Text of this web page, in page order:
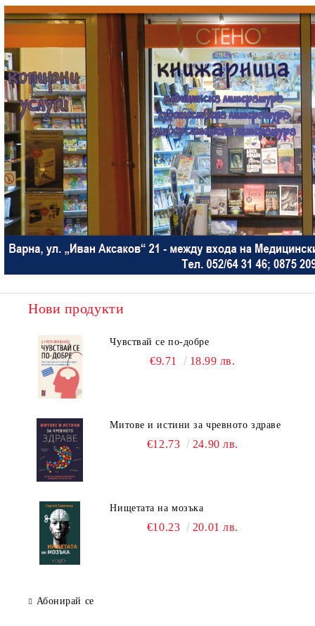
Нови продукти
Чувствай се по-добре
€9.71 18.99 лв.
Митове и истини за чревното здраве
€12.73 24.90 лв.
Нищетата на мозъка
€10.23 20.01 лв.
Абонирай се